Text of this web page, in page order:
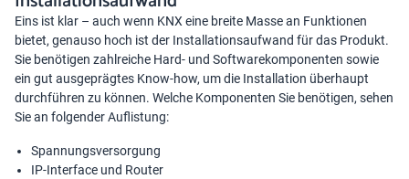
Eins ist klar – auch wenn KNX eine breite Masse an Funktionen
bietet, genauso hoch ist der Installationsaufwand für das Produkt.
Sie benötigen zahlreiche Hard- und Softwarekomponenten sowie
ein gut ausgeprägtes Know-how, um die Installation überhaupt
durchführen zu können. Welche Komponenten Sie benötigen, sehen
Sie an folgender Auflistung:
Spannungsversorgung
IP-Interface und Router